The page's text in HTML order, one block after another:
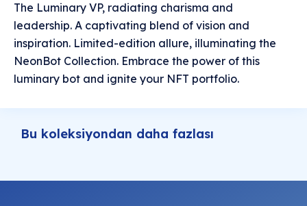
The Luminary VP, radiating charisma and
leadership. A captivating blend of vision and
inspiration. Limited-edition allure, illuminating the
NeonBot Collection. Embrace the power of this
luminary bot and ignite your NFT portfolio.
Bu koleksiyondan daha fazlası